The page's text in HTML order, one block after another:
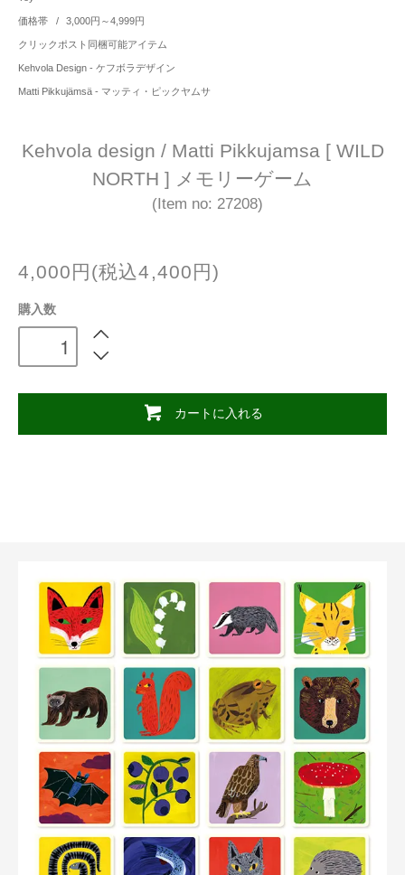
価格帯 / 3,000円～4,999円
クリックポスト同梱可能アイテム
Kehvola Design - ケフボラデザイン
Matti Pikkujämsä - マッティ・ピックヤムサ
Kehvola design / Matti Pikkujamsa [ WILD
NORTH ] メモリーゲーム
(Item no: 27208)
4,000円(税込4,400円)
購入数
カートに入れる